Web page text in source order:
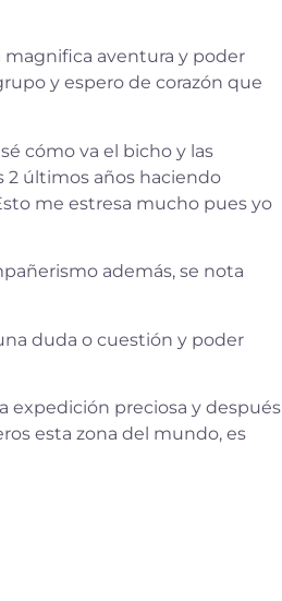
aventura y poder
y espero de corazón que
cómo va el bicho y las
2 últimos años haciendo
me estresa mucho pues yo
además, se nota
duda o cuestión y poder
expedición preciosa y después
esta zona del mundo, es